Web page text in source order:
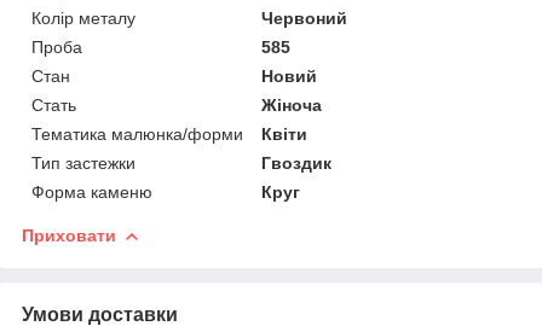
Колір металу
Червоний
Проба
585
Стан
Новий
Стать
Жіноча
Тематика малюнка/форми
Квіти
Тип застежки
Гвоздик
Форма каменю
Круг
Приховати
Умови доставки